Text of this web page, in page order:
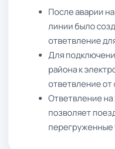
После аварии
линии было
ответвление
Для
района к
ответвление
Ответвление
позволяет
перегруженные